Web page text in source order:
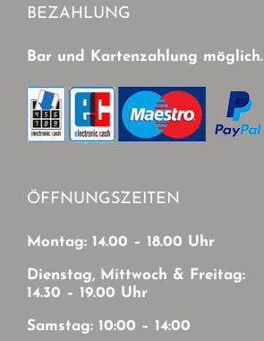
BEZAHLUNG
Bar und Kartenzahlung möglich.
ÖFFNUNGSZEITEN
Montag: 14.00 – 18.00 Uhr
Dienstag, Mittwoch & Freitag:
14.30 – 19.00 Uhr
Samstag: 10:00 – 14:00